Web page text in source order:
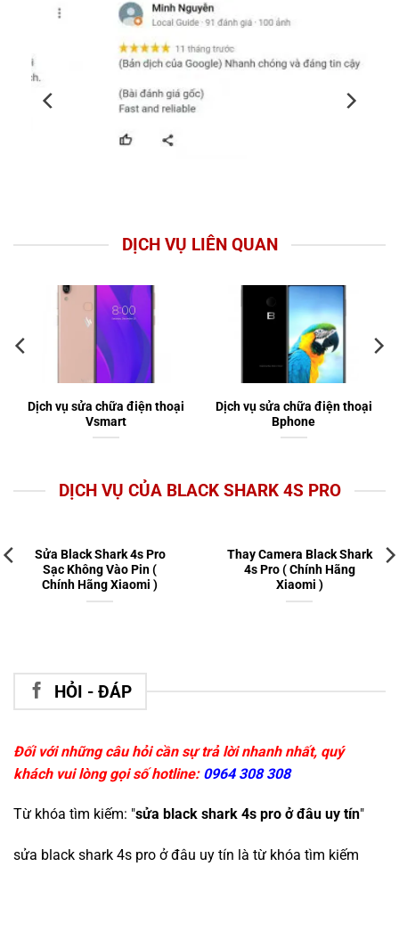
DỊCH VỤ LIÊN QUAN
Dịch vụ sửa chữa điện thoại
Vsmart
Dịch vụ sửa chữa điện thoại
Bphone
DỊCH VỤ CỦA BLACK SHARK 4S PRO
Sửa Black Shark 4s Pro
Sạc Không Vào Pin (
Chính Hãng Xiaomi )
Thay Camera Black Shark
4s Pro ( Chính Hãng
Xiaomi )
HỎI - ĐÁP
Đối với những câu hỏi cần sự trả lời nhanh nhất, quý
khách vui lòng gọi số hotline: 0964 308 308
Từ khóa tìm kiếm: "sửa black shark 4s pro ở đâu uy tín"
sửa black shark 4s pro ở đâu uy tín là từ khóa tìm kiếm